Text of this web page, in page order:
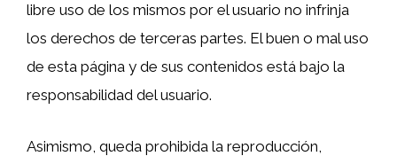
libre uso de los mismos por el usuario no infrinja
los derechos de terceras partes. El buen o mal uso
de esta página y de sus contenidos está bajo la
responsabilidad del usuario.
Asimismo, queda prohibida la reproducción,